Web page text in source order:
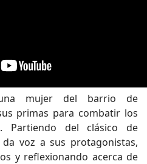
mujer del barrio de
primas para combatir los
Partiendo del clásico de
da voz a sus protagonistas,
y reflexionando acerca de